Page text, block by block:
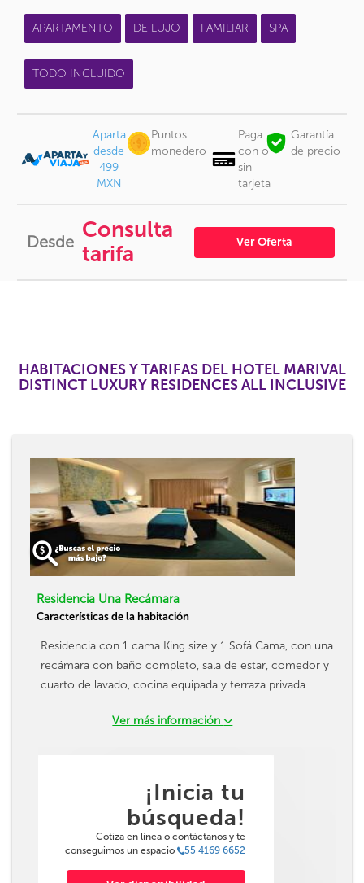
APARTAMENTO DE LUJO FAMILIAR SPA
TODO INCLUIDO
Aparta
desde
499
MXN
Puntos
monedero
Paga
con o
sin
tarjeta
Garantía
de precio
Desde Consulta
tarifa
Ver Oferta
HABITACIONES Y TARIFAS DEL HOTEL MARIVAL
DISTINCT LUXURY RESIDENCES ALL INCLUSIVE
Residencia Una Recámara
Características de la habitación
Residencia con 1 cama King size y 1 Sofá Cama, con una
recámara con baño completo, sala de estar, comedor y
cuarto de lavado, cocina equipada y terraza privada
Ver más información
¡Inicia tu
búsqueda!
Cotiza en línea o contáctanos y te
conseguimos un espacio
55 4169 6652